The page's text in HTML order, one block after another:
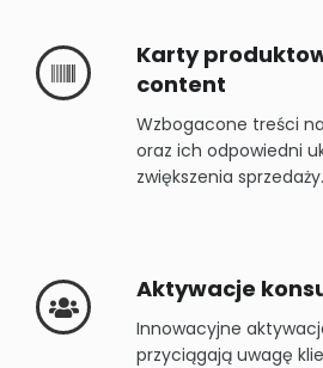
Karty
content
Wzbogacone treści
oraz ich odpowiedni
zwiększenia sprzedaży.
Aktywacje
Innowacyjne
przyciągają uwagę